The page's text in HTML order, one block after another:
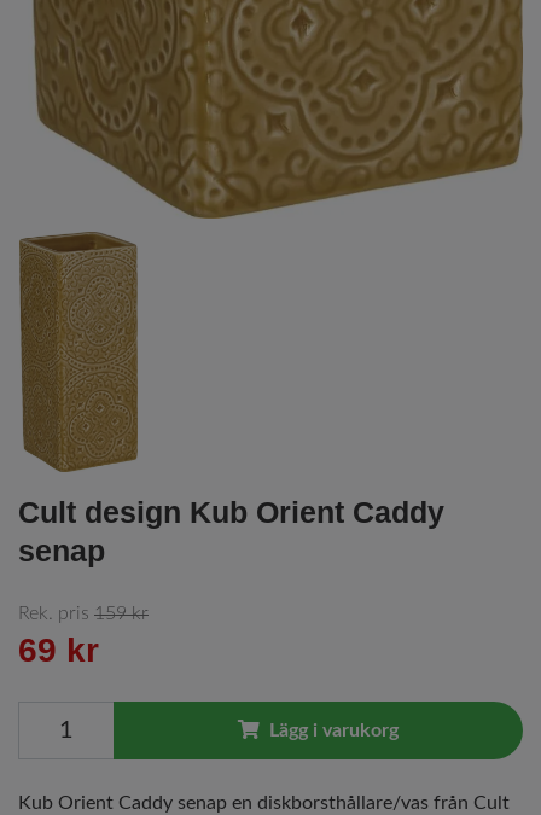
Cult design Kub Orient Caddy
senap
Rek. pris 159 kr
69 kr
Lägg i varukorg
Kub Orient Caddy senap en diskborsthållare/vas från Cult